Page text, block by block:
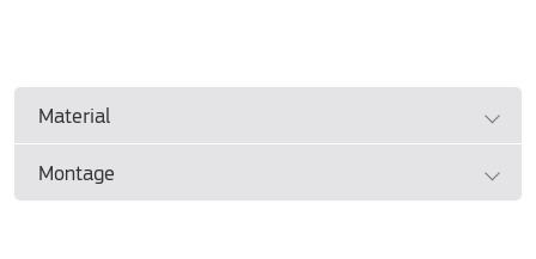
Material
• Se tillverkarens dokumentation
Montage